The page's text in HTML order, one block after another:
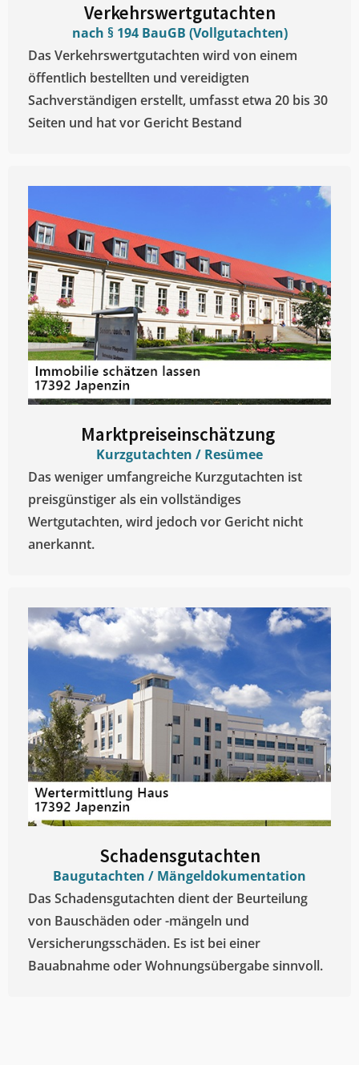
Verkehrswertgutachten
nach § 194 BauGB (Vollgutachten)
Das Verkehrswertgutachten wird von einem
öffentlich bestellten und vereidigten
Sachverständigen erstellt, umfasst etwa 20 bis 30
Seiten und hat vor Gericht Bestand
Marktpreiseinschätzung ​
Kurzgutachten / Resümee
Das weniger umfangreiche Kurzgutachten ist
preisgünstiger als ein vollständiges
Wertgutachten, wird jedoch vor Gericht nicht
anerkannt.
Schadensgutachten
Baugutachten / Mängeldokumentation
Das Schadensgutachten dient der Beurteilung
von Bauschäden oder -mängeln und
Versicherungsschäden. Es ist bei einer
Bauabnahme oder Wohnungsübergabe sinnvoll.